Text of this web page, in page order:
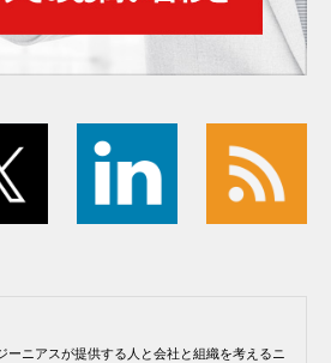
ーニアスが提供する人と会社と組織を考えるニ